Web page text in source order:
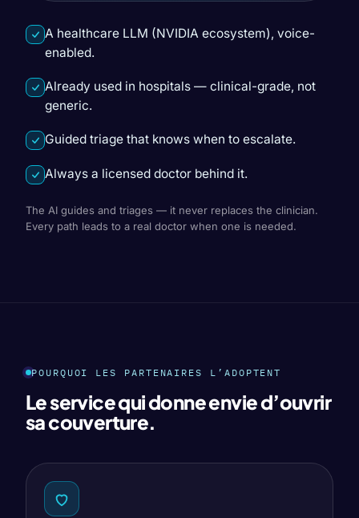
A healthcare LLM (NVIDIA ecosystem), voice-
enabled.
Already used in hospitals — clinical-grade, not
generic.
Guided triage that knows when to escalate.
Always a licensed doctor behind it.
The AI guides and triages — it never replaces the clinician.
Every path leads to a real doctor when one is needed.
POURQUOI LES PARTENAIRES L’ADOPTENT
Le service qui donne envie d’ouvrir
sa couverture.